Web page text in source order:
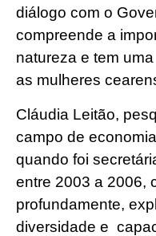
diálogo com o
compreende a
natureza e tem
as mulheres
Cláudia Leitão,
campo de
quando foi
entre 2003 a 2006,
profundamente,
diversidade e